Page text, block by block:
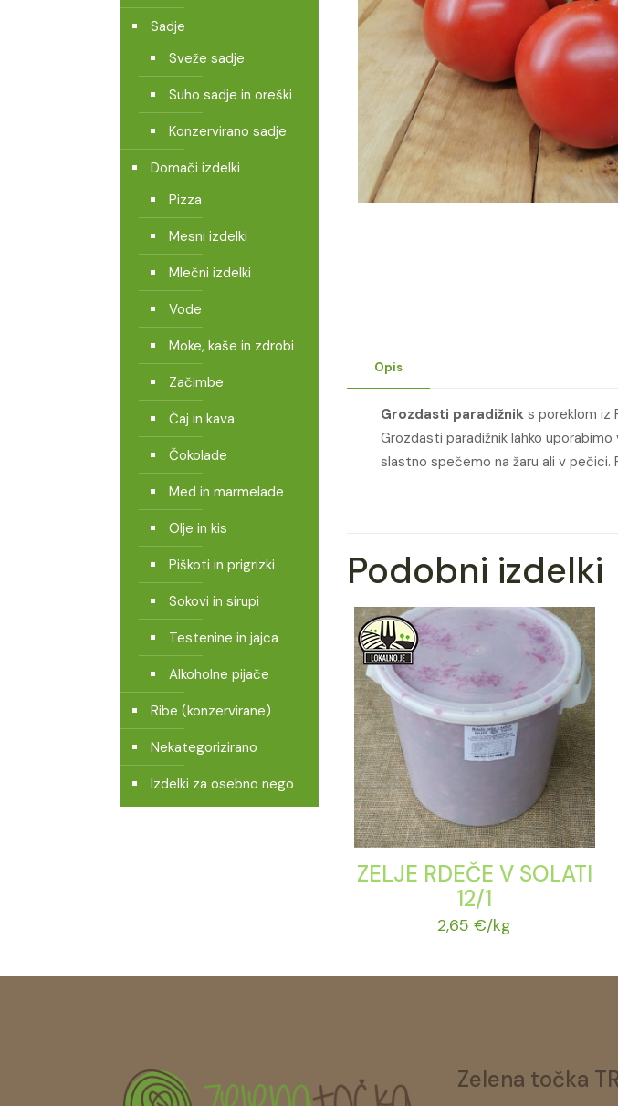
Opis
Grozdasti paradižnik s poreklom iz
Grozdasti paradižnik lahko
slastno spečemo na žaru ali v pečici.
Podobni izdelki
ZELJE RDEČE V SOLATI
12/1
2,65€/kg
Sadje
Sveže sadje
Suho sadje in oreški
Konzervirano sadje
Domači izdelki
Pizza
Mesni izdelki
Mlečni izdelki
Vode
Moke, kaše in zdrobi
Začimbe
Čaj in kava
Čokolade
Med in marmelade
Olje in kis
Piškoti in prigrizki
Sokovi in sirupi
Testenine in jajca
Alkoholne pijače
Ribe (konzervirane)
Nekategorizirano
Izdelki za osebno nego
Zelena točka